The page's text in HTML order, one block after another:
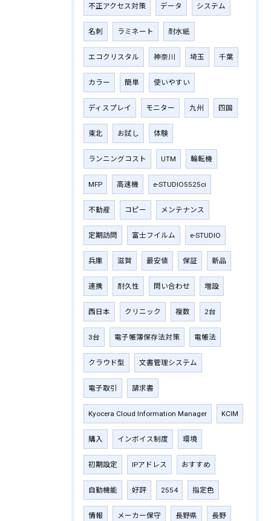
不正アクセス対策 データ システム
名刺 ラミネート 耐水紙
エコクリスタル 神奈川 埼玉 千葉
カラー 簡単 使いやすい
ディスプレイ モニター 九州 四国
東北 お試し 体験
ランニングコスト UTM 輪転機
MFP 高速機 e-STUDIO5525ci
不動産 コピー メンテナンス
定期訪問 富士フイルム e-STUDIO
兵庫 滋賀 最安値 保証 新品
連携 耐久性 問い合わせ 増設
西日本 クリニック 複数 2台
3台 電子帳簿保存法対策 電帳法
クラウド型 文書管理システム
電子取引 請求書
Kyocera Cloud Information Manager KCIM
購入 インボイス制度 環境
初期設定 IPアドレス おすすめ
自動機能 好評 2554 指定色
情報 メーカー保守 長野県 長野